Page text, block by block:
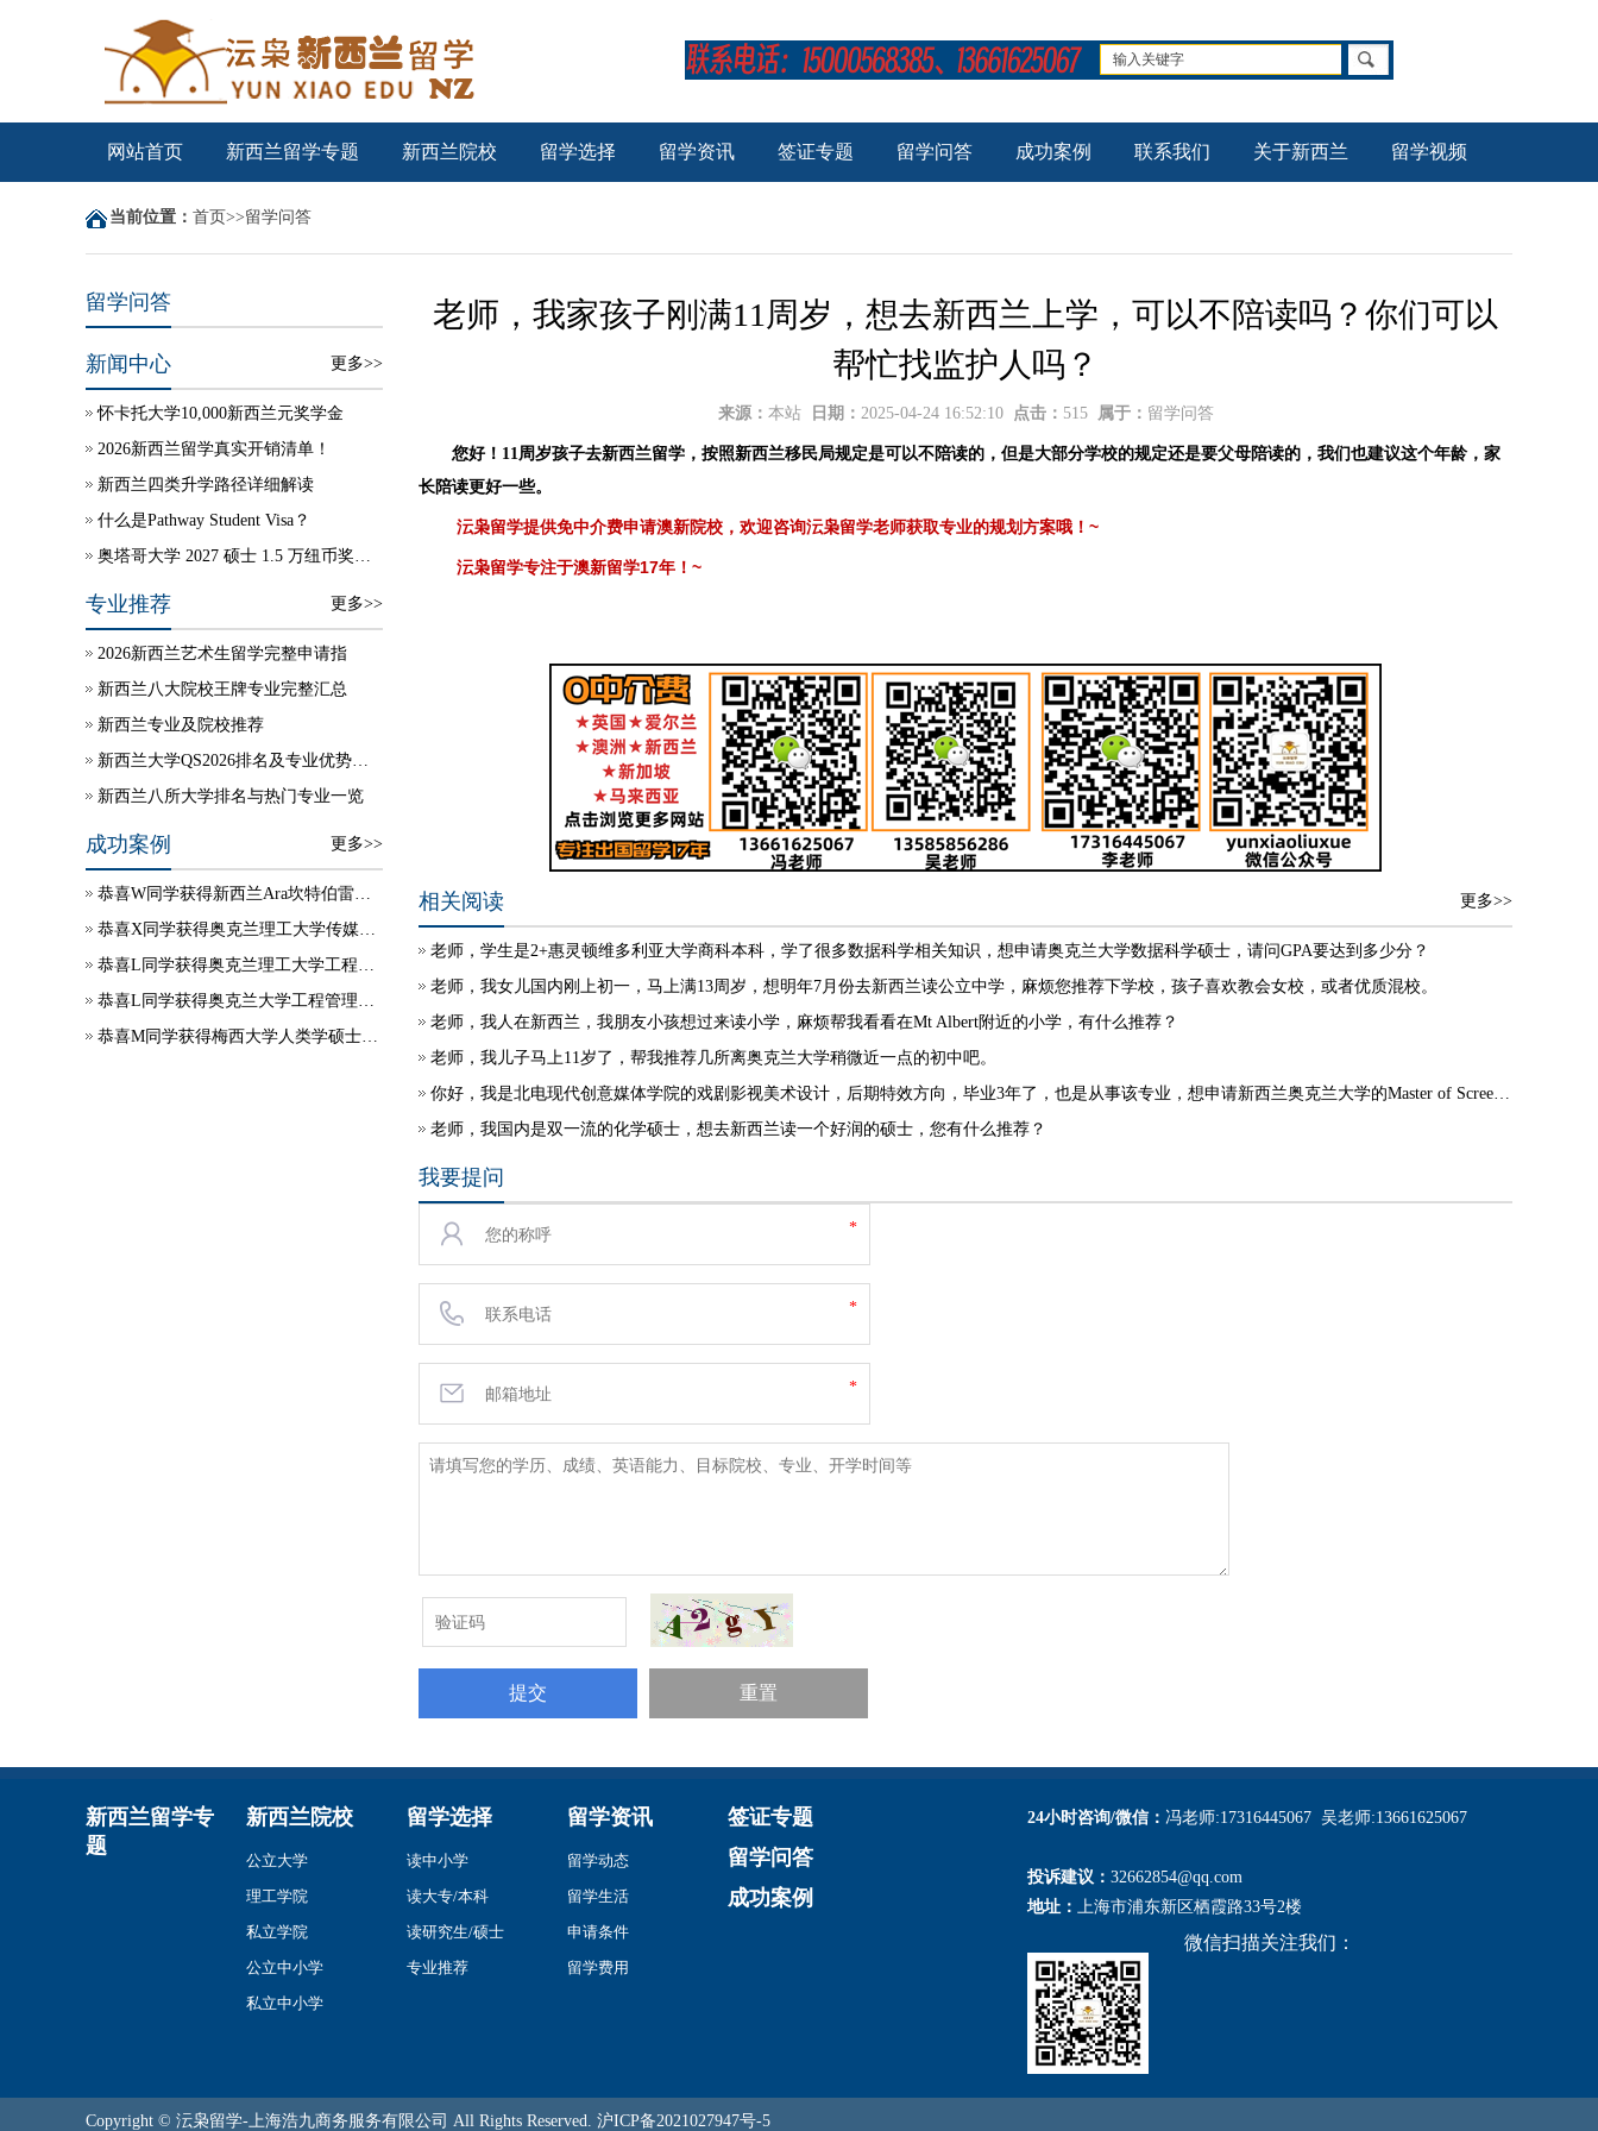
网站首页 新西兰留学专题 新西兰院校 留学选择 留学资讯 签证专题 留学问答 成功案例 联系我们 关于新西兰 留学视频
当前位置： 首页>>留学问答
留学问答
新闻中心 更多>>
怀卡托大学10,000新西兰元奖学金
2026新西兰留学真实开销清单！
新西兰四类升学路径详细解读
什么是Pathway Student Visa？
奥塔哥大学 2027 硕士 1.5 万纽币奖学金自动授予
专业推荐 更多>>
2026新西兰艺术生留学完整申请指
新西兰八大院校王牌专业完整汇总
新西兰专业及院校推荐
新西兰大学QS2026排名及专业优势说明
新西兰八所大学排名与热门专业一览
成功案例 更多>>
恭喜W同学获得新西兰Ara坎特伯雷理工学院学生签证
恭喜X同学获得奥克兰理工大学传媒硕士录取
恭喜L同学获得奥克兰理工大学工程项目管理硕士录取
恭喜L同学获得奥克兰大学工程管理硕士录取
恭喜M同学获得梅西大学人类学硕士录取
老师，我家孩子刚满11周岁，想去新西兰上学，可以不陪读吗？你们可以
帮忙找监护人吗？
来源： 本站 日期： 2025-04-24 16:52:10 点击： 515 属于： 留学问答
您好！11周岁孩子去新西兰留学，按照新西兰移民局规定是可以不陪读的，但是大部分学校的规定还是要父母陪读的，我们也建议这个年龄，家
长陪读更好一些。
沄枭留学提供免中介费申请澳新院校，欢迎咨询沄枭留学老师获取专业的规划方案哦！ ~
沄枭留学专注于澳新留学17年！ ~
相关阅读 更多>>
老师，学生是2+惠灵顿维多利亚大学商科本科，学了很多数据科学相关知识，想申请奥克兰大学数据科学硕士，请问GPA要达到多少分？
老师，我女儿国内刚上初一，马上满13周岁，想明年7月份去新西兰读公立中学，麻烦您推荐下学校，孩子喜欢教会女校，或者优质混校。
老师，我人在新西兰，我朋友小孩想过来读小学，麻烦帮我看看在Mt Albert附近的小学，有什么推荐？
老师，我儿子马上11岁了，帮我推荐几所离奥克兰大学稍微近一点的初中吧。
你好，我是北电现代创意媒体学院的戏剧影视美术设计，后期特效方向，毕业3年了，也是从事该专业，想申请新西兰奥克兰大学的Master of Screen Production (MSP) - 屏幕制作硕士和维多利亚惠灵顿大学的Master of Design Technology (MDT) - 设计技术硕士。
老师，我国内是双一流的化学硕士，想去新西兰读一个好润的硕士，您有什么推荐？
我要提问
*
*
*
新西兰留学专
题
新西兰院校
公立大学
理工学院
私立学院
公立中小学
私立中小学
留学选择
读中小学
读大专/本科
读研究生/硕士
专业推荐
留学资讯
留学动态
留学生活
申请条件
留学费用
签证专题
留学问答
成功案例
24小时咨询/微信： 冯老师:17316445067 吴老师:13661625067
投诉建议： 32662854@qq.com
地址： 上海市浦东新区栖霞路33号2楼
微信扫描关注我们：
Copyright © 沄枭留学-上海浩九商务服务有限公司 All Rights Reserved. 沪ICP备2021027947号-5